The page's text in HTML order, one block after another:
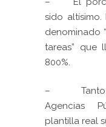
sido
denominado
tareas” que
800%.
–
Agencias
plantilla real